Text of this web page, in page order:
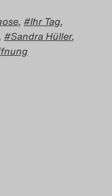
, Ihr Tag,
Sandra Hüller,